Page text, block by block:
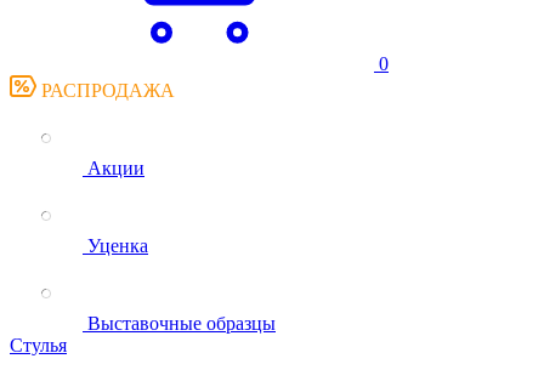
0
РАСПРОДАЖА
Акции
Уценка
Выставочные образцы
Стулья